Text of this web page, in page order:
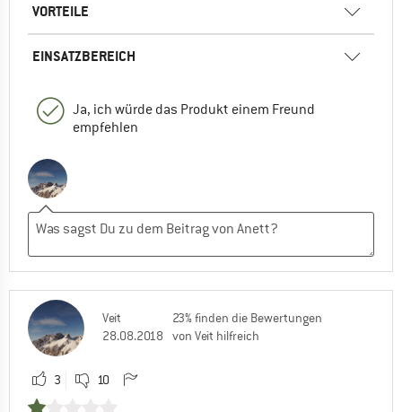
VORTEILE
EINSATZBEREICH
Ja, ich würde das Produkt einem Freund
empfehlen
Veit
28.08.2018
23% finden die Bewertungen
von Veit hilfreich
3 10